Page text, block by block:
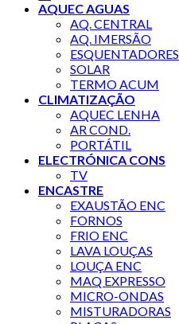
AQUEC AGUAS
AQ. CENTRAL
AQ. IMERSÃO
ESQUENTADORES
SOLAR
TERMO ACUM
CLIMATIZAÇÃO
AQUEC LENHA
AR COND.
PORTÁTIL
ELECTRÓNICA CONS
TV
ENCASTRE
EXAUSTÃO ENC
FORNOS
FRIO ENC
LAVA LOUÇAS
LOUÇA ENC
MAQ EXPRESSO
MICRO-ONDAS
MISTURADORAS